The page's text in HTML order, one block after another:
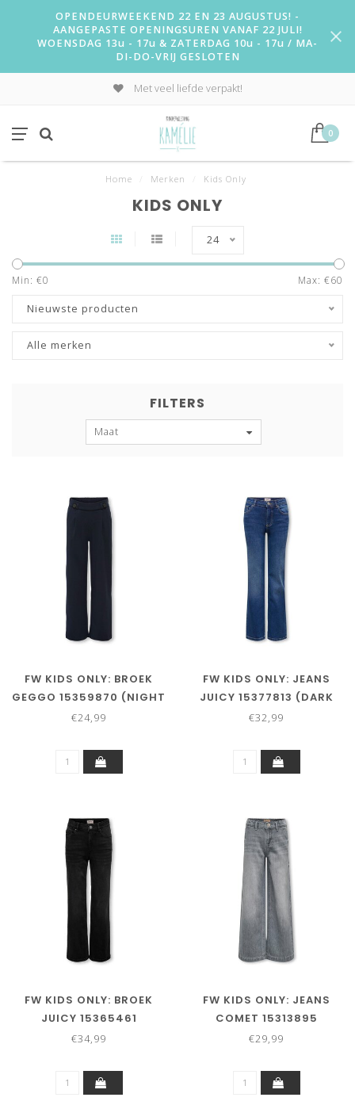
OPENDEURWEEKEND 22 EN 23 AUGUSTUS! -
AANGEPASTE OPENINGSUREN VANAF 22 JULI!
WOENSDAG 13u - 17u & ZATERDAG 10u - 17u / MA-
DI-DO-VRIJ GESLOTEN
Met veel liefde verpakt!
0
Home Merken Kids Only
KIDS ONLY
24
Min: €0 Max: €60
Nieuwste producten
Alle merken
FILTERS
Maat
FW KIDS ONLY: BROEK
GEGGO 15359870 (NIGHT
SKY)
€24,99
FW KIDS ONLY: JEANS
JUICY 15377813 (DARK
BLUE DENIM)
€32,99
FW KIDS ONLY: BROEK
JUICY 15365461
(WASHED BLACK)
€34,99
FW KIDS ONLY: JEANS
COMET 15313895
(MEDIUM GREY DENIM)
€29,99